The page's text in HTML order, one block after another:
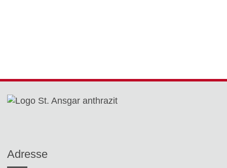
Adresse